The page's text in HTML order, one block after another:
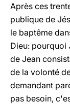
Après ces
publique de
le baptême
Dieu: pourquoi
de Jean
de la volonté
demandant
pas besoin,